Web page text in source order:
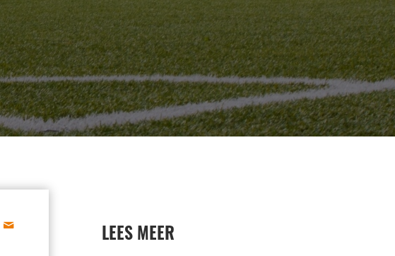
LEES MEER